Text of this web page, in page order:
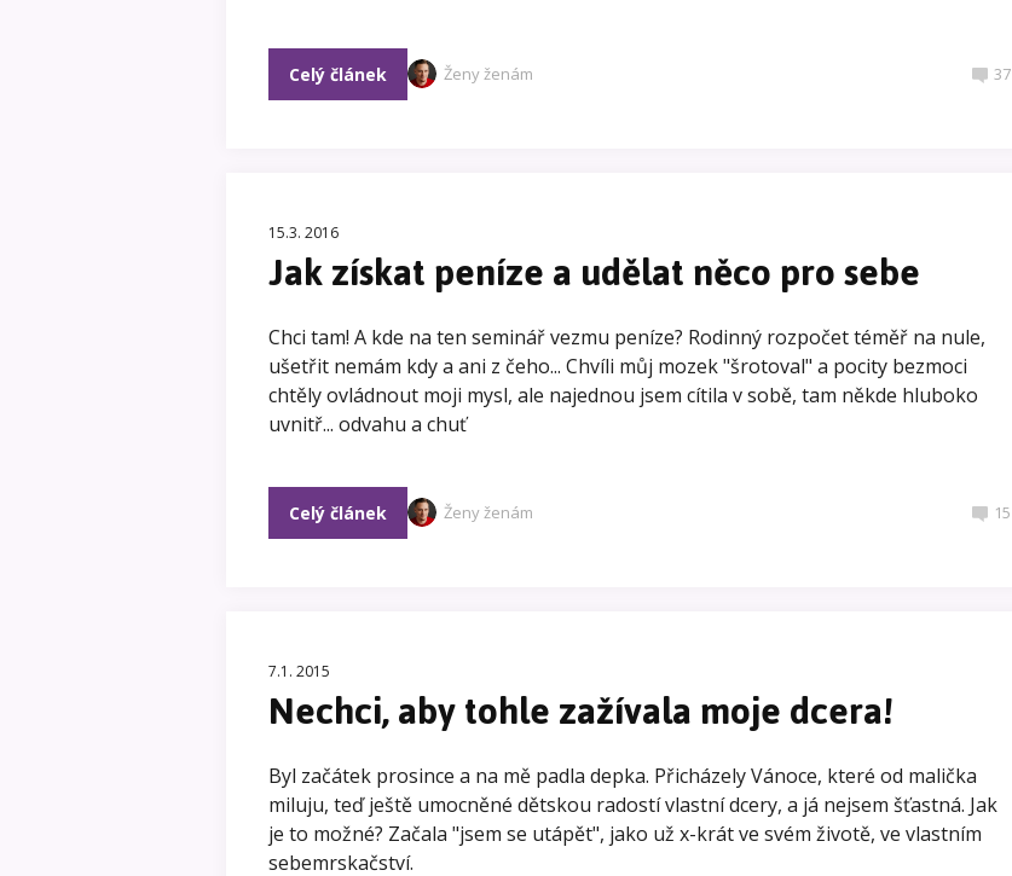
Celý článek Ženy ženám 37
15.3. 2016
Jak získat peníze a udělat něco pro sebe
Chci tam! A kde na ten seminář vezmu peníze? Rodinný rozpočet téměř na nule,
ušetřit nemám kdy a ani z čeho... Chvíli můj mozek "šrotoval" a pocity bezmoci
chtěly ovládnout moji mysl, ale najednou jsem cítila v sobě, tam někde hluboko
uvnitř... odvahu a chuť
Celý článek Ženy ženám 15
7.1. 2015
Nechci, aby tohle zažívala moje dcera!
Byl začátek prosince a na mě padla depka. Přicházely Vánoce, které od malička
miluju, teď ještě umocněné dětskou radostí vlastní dcery, a já nejsem šťastná. Jak
je to možné? Začala "jsem se utápět", jako už x-krát ve svém životě, ve vlastním
sebemrskačství.